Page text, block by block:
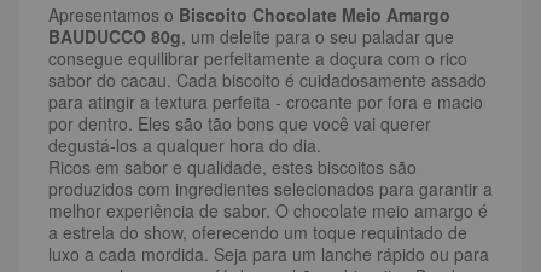
Apresentamos o Biscoito Chocolate Meio Amargo
BAUDUCCO 80g, um deleite para o seu paladar que
consegue equilibrar perfeitamente a doçura com o rico
sabor do cacau. Cada biscoito é cuidadosamente assado
para atingir a textura perfeita - crocante por fora e macio
por dentro. Eles são tão bons que você vai querer
degustá-los a qualquer hora do dia.
Ricos em sabor e qualidade, estes biscoitos são
produzidos com ingredientes selecionados para garantir a
melhor experiência de sabor. O chocolate meio amargo é
a estrela do show, oferecendo um toque requintado de
luxo a cada mordida. Seja para um lanche rápido ou para